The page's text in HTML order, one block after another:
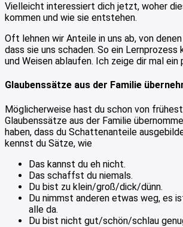
Vielleicht interessiert dich jetzt, woher
kommen und wie sie entstehen.
Oft lehnen wir Anteile in uns ab, von
dass sie uns schaden. So ein Lernprozess
und Weisen ablaufen. Ich zeige dir mal ein
Glaubenssätze aus der Familie
Möglicherweise hast du schon von
Glaubenssätze aus der Familie
haben, dass du Schattenanteile
kennst du Sätze, wie
Das kannst du eh nicht.
Das schaffst du niemals.
Du bist zu klein/groß/dick/dünn.
Du nimmst anderen etwas weg, es
alle da.
Du bist nicht gut/schön/schlau